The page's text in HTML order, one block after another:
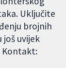
Uključite
brojnih
još uvijek
Kontakt: